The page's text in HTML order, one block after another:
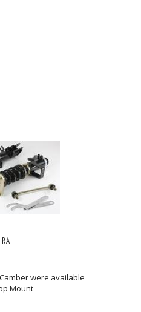
were available
Mount